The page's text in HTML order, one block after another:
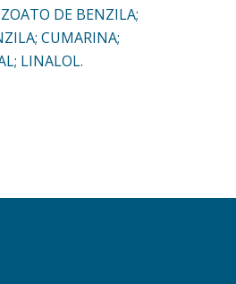
DE BENZILA;
CUMARINA;
LINALOL.